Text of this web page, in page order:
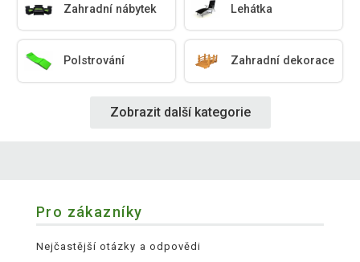
Zahradní nábytek Lehátka
Polstrování Zahradní dekorace
Zobrazit další kategorie
Pro zákazníky
Nejčastější otázky a odpovědi